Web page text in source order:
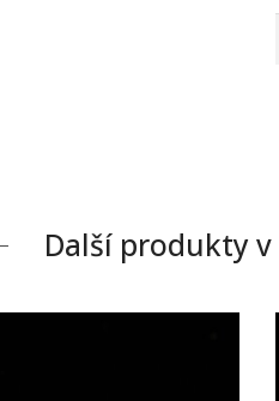
Další produkty